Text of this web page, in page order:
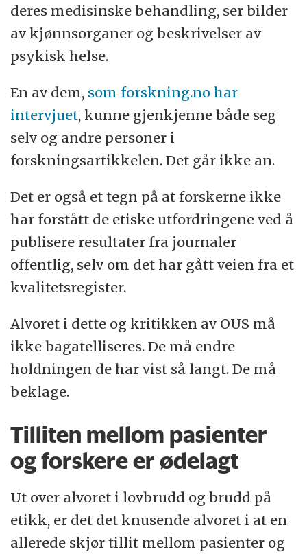
deres medisinske behandling, ser bilder
av kjønnsorganer og beskrivelser av
psykisk helse.
En av dem, som forskning.no har
intervjuet, kunne gjenkjenne både seg
selv og andre personer i
forskningsartikkelen. Det går ikke an.
Det er også et tegn på at forskerne ikke
har forstått de etiske utfordringene ved å
publisere resultater fra journaler
offentlig, selv om det har gått veien fra et
kvalitetsregister.
Alvoret i dette og kritikken av OUS må
ikke bagatelliseres. De må endre
holdningen de har vist så langt. De må
beklage.
Tilliten mellom pasienter
og forskere er ødelagt
Ut over alvoret i lovbrudd og brudd på
etikk, er det det knusende alvoret i at en
allerede skjør tillit mellom pasienter og